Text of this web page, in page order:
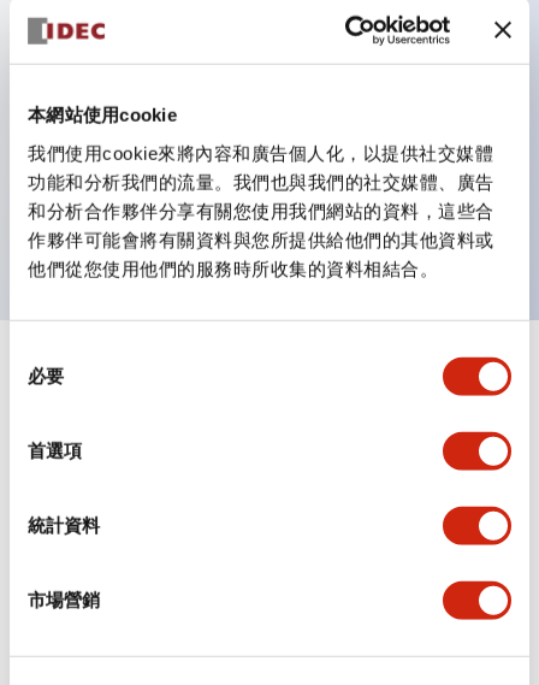
本網站使用cookie
我們使用cookie來將內容和廣告個人化，以提供社交媒體
功能和分析我們的流量。我們也與我們的社交媒體、廣告
和分析合作夥伴分享有關您使用我們網站的資料，這些合
作夥伴可能會將有關資料與您所提供給他們的其他資料或
他們從您使用他們的服務時所收集的資料相結合。
必要
首選項
統計資料
市場營銷
操作面板的凹凸減少，呈現銳利感。
支援分離型／單板式
優秀的防水性能。保護結構IP65
按鈕開關、選擇開關、帶鎖選擇開關最多3c接點。
邊框顏色有黑色與金屬色兩種。
LED照明帶來明亮且清晰的照明面
規格 顯示全部 +